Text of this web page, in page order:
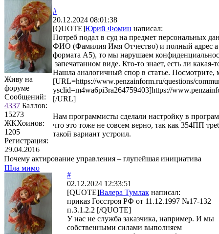
Живу на
форуме
Сообщений:
4337 Баллов:
15273
ЖКХоинов:
1205
Регистрация:
29.04.2016
#
20.12.2024 08:01:38
[QUOTE]Юрий Фомин написал:
Потреб подал в суд на предмет персональных
ФИО (Фамилия Имя Отчество) и полный адрес а
формата А5), то мы нарушаем
запечатанном виде. Кто-то знает, есть ли
Нашла аналогичный спор в статье. Посмотрите,
[URL=https://www.penzainform.ru/questions/
ysclid=m4wa6pi3ra264759403]https://
[/URL]
Нам программисты сделали настройку в
что это тоже не совсем верно, так как 354ПП
такой вариант устроил.
Почему актирование управления – глупейшая инициатива
Шла мимо
#
02.12.2024 12:33:51
[QUOTE]Валера Тумлак написал:
приказ Госстроя РФ от 11.12.1997 №17-132
п.3.1.2.2 [/QUOTE]
У нас не служба заказчика, например. И мы
собственными силами выполняем